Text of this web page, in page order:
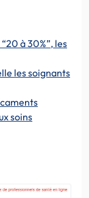
à 30%”, les
les soignants
soins